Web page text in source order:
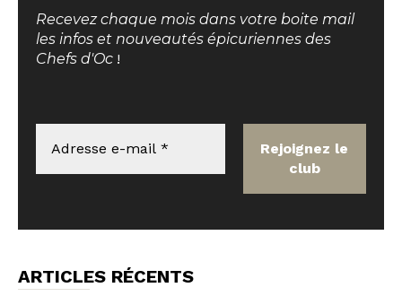
Recevez chaque mois dans votre boite mail
les infos et nouveautés épicuriennes des
Chefs d'Oc !
ARTICLES RÉCENTS